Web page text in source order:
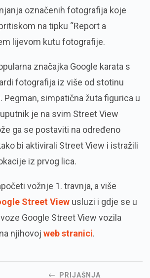
označenih fotografija koje
na tipku “Report a
lijevom kutu fotografije.
značajka Google karata s
fotografija iz više od stotinu
Pegman, simpatična žuta figurica u
je na svim Street View
ga se postaviti na određeno
bi aktivirali Street View i istražili
iz prvog lica.
vožnje 1. travnja, a više
Street View usluzi i gdje se u
Google Street View vozila
njihovoj web stranici.
PRIJAŠNJA